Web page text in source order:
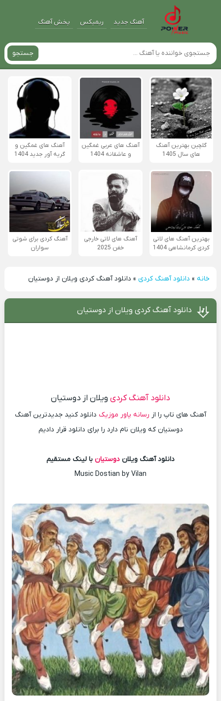
آهنگ جدید ریمیکس پخش آهنگ
جستجو
گلچین بهترین آهنگ
های سال 1405
آهنگ های عربی غمگین
و عاشقانه 1404
آهنگ های غمگین و
گریه آور جدید 1404
بهترین آهنگ های لاتی
کردی کرمانشاهی 1404
آهنگ های لاتی خارجی
خفن 2025
آهنگ کردی برای شوتی
سواران
خانه» دانلود آهنگ کردی » دانلود آهنگ کردی ویلان از دوستیان
دانلود آهنگ کردی ویلان از دوستیان
دانلود آهنگ کردی ویلان از دوستیان
آهنگ های تاپ را از رسانه پاور موزیک دانلود کنید جدیدترین آهنگ
دوستیان که ویلان نام دارد را برای دانلود قرار دادیم
دانلود آهنگ ویلان دوستیان با لینک مستقیم
Music Dostian by Vilan